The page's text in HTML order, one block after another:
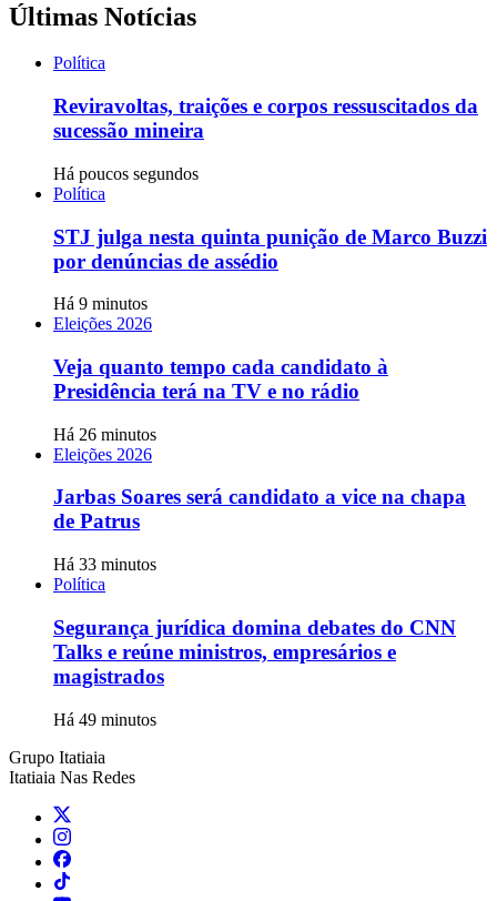
Últimas Notícias
Política
Reviravoltas, traições e corpos ressuscitados da
sucessão mineira
Há poucos segundos
Política
STJ julga nesta quinta punição de Marco Buzzi
por denúncias de assédio
Há 9 minutos
Eleições 2026
Veja quanto tempo cada candidato à
Presidência terá na TV e no rádio
Há 26 minutos
Eleições 2026
Jarbas Soares será candidato a vice na chapa
de Patrus
Há 33 minutos
Política
Segurança jurídica domina debates do CNN
Talks e reúne ministros, empresários e
magistrados
Há 49 minutos
Grupo Itatiaia
Itatiaia Nas Redes